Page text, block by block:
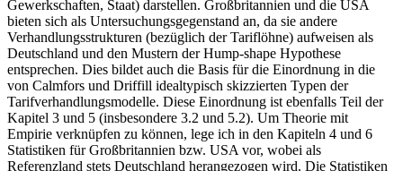
Gewerkschaften, Staat) darstellen. Großbritannien und die USA
bieten sich als Untersuchungsgegenstand an, da sie andere
Verhandlungsstrukturen (bezüglich der Tariflöhne) aufweisen als
Deutschland und den Mustern der Hump-shape Hypothese
entsprechen. Dies bildet auch die Basis für die Einordnung in die
von Calmfors und Driffill idealtypisch skizzierten Typen der
Tarifverhandlungsmodelle. Diese Einordnung ist ebenfalls Teil der
Kapitel 3 und 5 (insbesondere 3.2 und 5.2). Um Theorie mit
Empirie verknüpfen zu können, lege ich in den Kapiteln 4 und 6
Statistiken für Großbritannien bzw. USA vor, wobei als
Referenzland stets Deutschland herangezogen wird. Die Statistiken